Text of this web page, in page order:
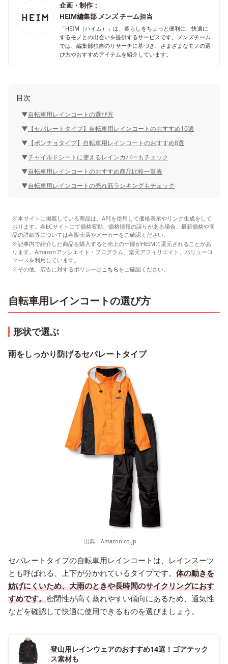
企画・制作：
HEIM編集部 メンズ チーム担当
「HEIM（ハイム）」は、暮らしをちょっと便利に、快適に
するモノとの出会いを提供するサービスです。メンズチーム
では、編集部独自のリサーチに基づき、さまざまなモノの選
び方やおすすめアイテムを紹介しています。
目次
自転車用レインコートの選び方
【セパレートタイプ】自転車用レインコートのおすすめ10選
【ポンチョタイプ】自転車用レインコートのおすすめ8選
チャイルドシートに使えるレインカバーもチェック
自転車用レインコートのおすすめ商品比較一覧表
自転車用レインコートの売れ筋ランキングもチェック
本サイトに掲載している商品は、APIを使用して価格表示やリンク生成をして
おります。各ECサイトにて価格変動、価格情報の誤りがある場合、最新価格や商
品の詳細等については各販売店やメーカーをご確認ください。
記事内で紹介した商品を購入すると売上の一部がHEIMに還元されることがあ
ります。Amazonアソシエイト・プログラム、楽天アフィリエイト、バリューコ
マースを利用しています。
その他、広告に対するポリシーはこちらをご確認ください。
自転車用レインコートの選び方
形状で選ぶ
雨をしっかり防げるセパレートタイプ
出典： Amazon.co.jp
セパレートタイプの自転車用レインコートは、レインスーツ
とも呼ばれる、上下が分かれているタイプです。 体の動きを
妨げにくいため、大雨のときや長時間のサイクリングにおす
すめです。密閉性が高く蒸れやすい傾向にあるため、通気性
などを確認して快適に使用できるものを選びましょう。
登山用レインウェアのおすすめ14選！ゴアテック
ス素材も